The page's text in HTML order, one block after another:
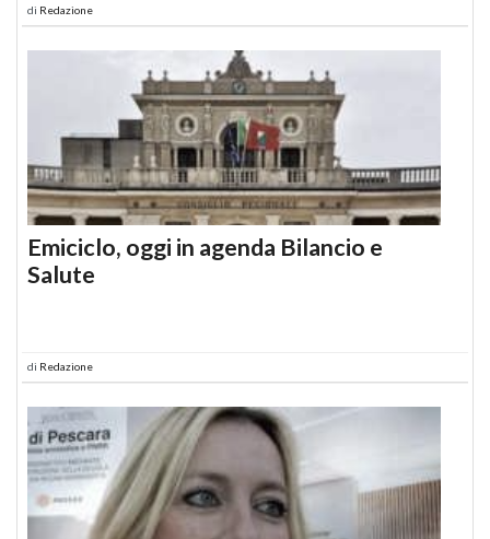
di Redazione
Emiciclo, oggi in agenda Bilancio e
Salute
di Redazione